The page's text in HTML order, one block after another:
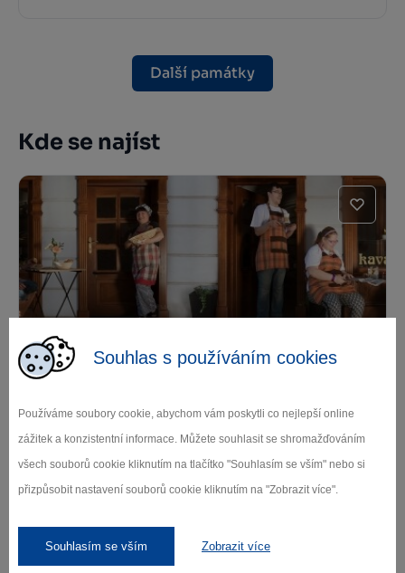
Souhlas s používáním cookies
Používáme soubory cookie, abychom vám poskytli co nejlepší online
zážitek a konzistentní informace. Můžete souhlasit se shromažďováním
všech souborů cookie kliknutím na tlačítko "Souhlasím se vším" nebo si
přizpůsobit nastavení souborů cookie kliknutím na "Zobrazit více".
Souhlasím se vším Zobrazit více
Další památky
Kde se najíst
Kavárna Vrátka